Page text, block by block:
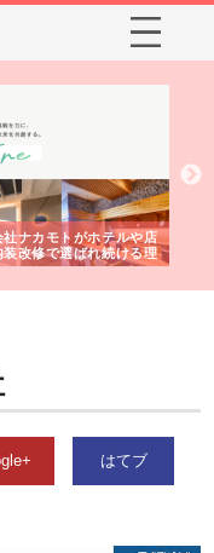
社ナカモトがホテルや店
装改修で選ばれ続ける理
はてブ